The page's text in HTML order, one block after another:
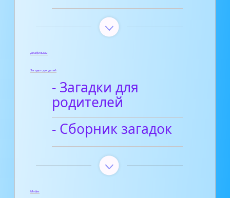
Диафильмы
Загадки для детей
- Загадки для
родителей
- Сборник загадок
Мифы